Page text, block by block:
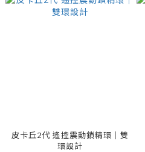
皮卡丘2代 遙控震動鎖精環｜雙
環設計